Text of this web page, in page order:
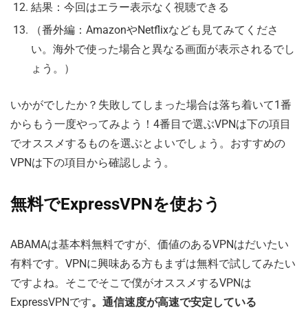
結果：今回はエラー表示なく視聴できる
（番外編：AmazonやNetflixなども見てみてくださ
い。海外で使った場合と異なる画面が表示されるでし
ょう。）
いかがでしたか？失敗してしまった場合は落ち着いて1番
からもう一度やってみよう！4番目で選ぶVPNは下の項目
でオススメするものを選ぶとよいでしょう。おすすめの
VPNは下の項目から確認しよう。
無料でExpressVPNを使おう
ABAMAは基本料無料ですが、価値のあるVPNはだいたい
有料です。VPNに興味ある方もまずは無料で試してみたい
ですよね。そこでそこで僕がオススメするVPNは
ExpressVPNです。通信速度が高速で安定している